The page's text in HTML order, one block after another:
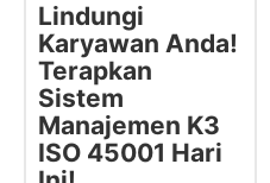
Lindungi
Karyawan Anda!
Terapkan
Sistem
Manajemen K3
ISO 45001 Hari